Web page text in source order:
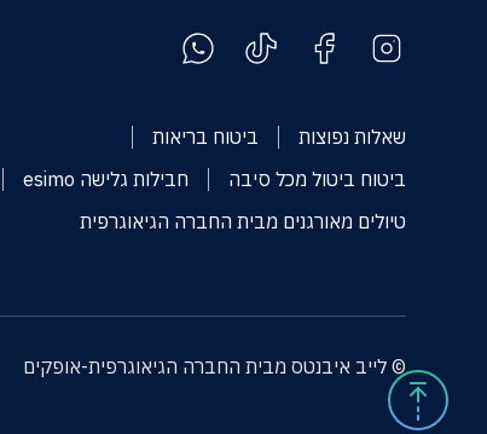
שאלות נפוצות
ביטוח בריאות
ביטוח ביטול מכל סיבה
חבילות גלישה esimo
טיולים מאורגנים מבית החברה הגיאוגרפית
© לייב איבנטס מבית החברה הגיאוגרפית-אופקים